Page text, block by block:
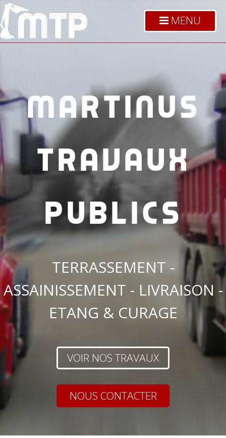
MENU
MARTINUS
TRAVAUX
PUBLICS
TERRASSEMENT -
ASSAINISSEMENT - LIVRAISON -
ETANG & CURAGE
VOIR NOS TRAVAUX
NOUS CONTACTER